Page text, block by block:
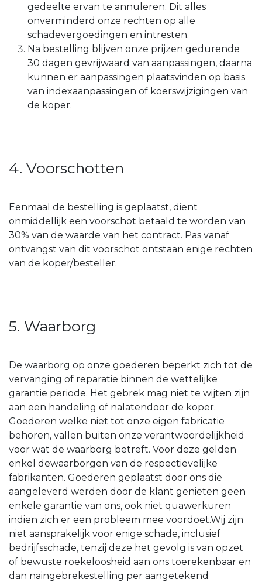
gedeelte ervan te annuleren. Dit alles
onverminderd onze rechten op alle
schadevergoedingen en intresten.
Na bestelling blijven onze prijzen gedurende
30 dagen gevrijwaard van aanpassingen, daarna
kunnen er aanpassingen plaatsvinden op basis
van indexaanpassingen of koerswijzigingen van
de koper.
4. Voorschotten
Eenmaal de bestelling is geplaatst, dient
onmiddellijk een voorschot betaald te worden van
30% van de waarde van het contract. Pas vanaf
ontvangst van dit voorschot ontstaan enige rechten
van de koper/besteller.
5. Waarborg
De waarborg op onze goederen beperkt zich tot de
vervanging of reparatie binnen de wettelijke
garantie periode. Het gebrek mag niet te wijten zijn
aan een handeling of nalatendoor de koper.
Goederen welke niet tot onze eigen fabricatie
behoren, vallen buiten onze verantwoordelijkheid
voor wat de waarborg betreft. Voor deze gelden
enkel dewaarborgen van de respectievelijke
fabrikanten. Goederen geplaatst door ons die
aangeleverd werden door de klant genieten geen
enkele garantie van ons, ook niet quawerkuren
indien zich er een probleem mee voordoet.Wij zijn
niet aansprakelijk voor enige schade, inclusief
bedrijfsschade, tenzij deze het gevolg is van opzet
of bewuste roekeloosheid aan ons toerekenbaar en
dan naingebrekestelling per aangetekend